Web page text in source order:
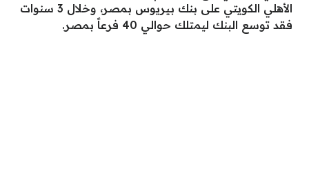
الأهلي الكويتي على بنك بيريوس بمصر، وخلال 3 سنوات
فقد توسع البنك ليمتلك حوالي 40 فرعاً بمصر.